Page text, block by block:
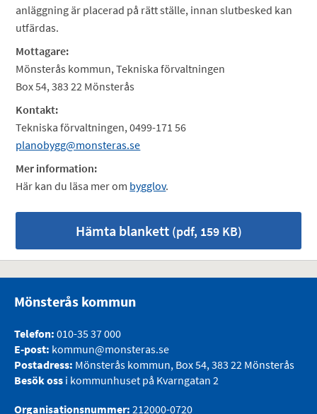
anläggning är placerad på rätt ställe, innan slutbesked kan
utfärdas.
Mottagare:
Mönsterås kommun, Tekniska förvaltningen
Box 54, 383 22 Mönsterås
Kontakt:
Tekniska förvaltningen, 0499-171 56
planobygg@monsteras.se
Mer information:
Här kan du läsa mer om bygglov.
Hämta blankett(pdf, 159 KB)
Mönsterås kommun
Telefon: 010-35 37 000
E-post: kommun@monsteras.se
Postadress: Mönsterås kommun, Box 54, 383 22 Mönsterås
Besök oss i kommunhuset på Kvarngatan 2
Organisationsnummer: 212000-0720